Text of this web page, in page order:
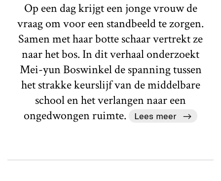
Op een dag krijgt een jonge vrouw de
vraag om voor een standbeeld te zorgen.
Samen met haar botte schaar vertrekt ze
naar het bos. In dit verhaal onderzoekt
Mei-yun Boswinkel de spanning tussen
het strakke keurslijf van de middelbare
school en het verlangen naar een
ongedwongen ruimte.
Lees meer